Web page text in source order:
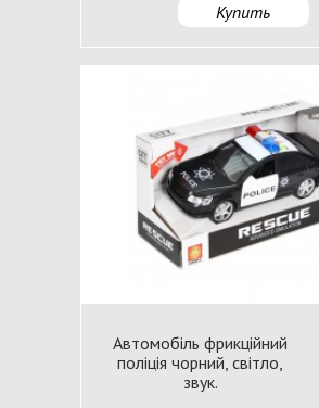
Купить
Автомобіль фрикційний
поліція чорний, світло,
звук.